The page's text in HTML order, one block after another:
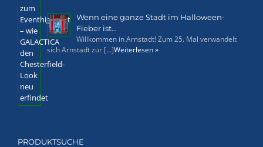
Wenn eine ganze Stadt im Halloween-
Fieber ist…
Willkommen in Arnstadt! Zum 25. Mal verwandelt
sich Arnstadt zur [...]Weiterlesen »
PRODUKTSUCHE